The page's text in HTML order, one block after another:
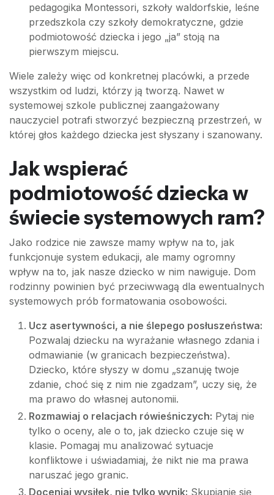
pedagogika Montessori, szkoły waldorfskie, leśne
przedszkola czy szkoły demokratyczne, gdzie
podmiotowość dziecka i jego „ja” stoją na
pierwszym miejscu.
Wiele zależy więc od konkretnej placówki, a przede
wszystkim od ludzi, którzy ją tworzą. Nawet w
systemowej szkole publicznej zaangażowany
nauczyciel potrafi stworzyć bezpieczną przestrzeń, w
której głos każdego dziecka jest słyszany i szanowany.
Jak wspierać
podmiotowość dziecka w
świecie systemowych ram?
Jako rodzice nie zawsze mamy wpływ na to, jak
funkcjonuje system edukacji, ale mamy ogromny
wpływ na to, jak nasze dziecko w nim nawiguje. Dom
rodzinny powinien być przeciwwagą dla ewentualnych
systemowych prób formatowania osobowości.
Ucz asertywności, a nie ślepego posłuszeństwa:
Pozwalaj dziecku na wyrażanie własnego zdania i
odmawianie (w granicach bezpieczeństwa).
Dziecko, które słyszy w domu „szanuję twoje
zdanie, choć się z nim nie zgadzam”, uczy się, że
ma prawo do własnej autonomii.
Rozmawiaj o relacjach rówieśniczych: Pytaj nie
tylko o oceny, ale o to, jak dziecko czuje się w
klasie. Pomagaj mu analizować sytuacje
konfliktowe i uświadamiaj, że nikt nie ma prawa
naruszać jego granic.
Doceniaj wysiłek, nie tylko wynik: Skupianie się